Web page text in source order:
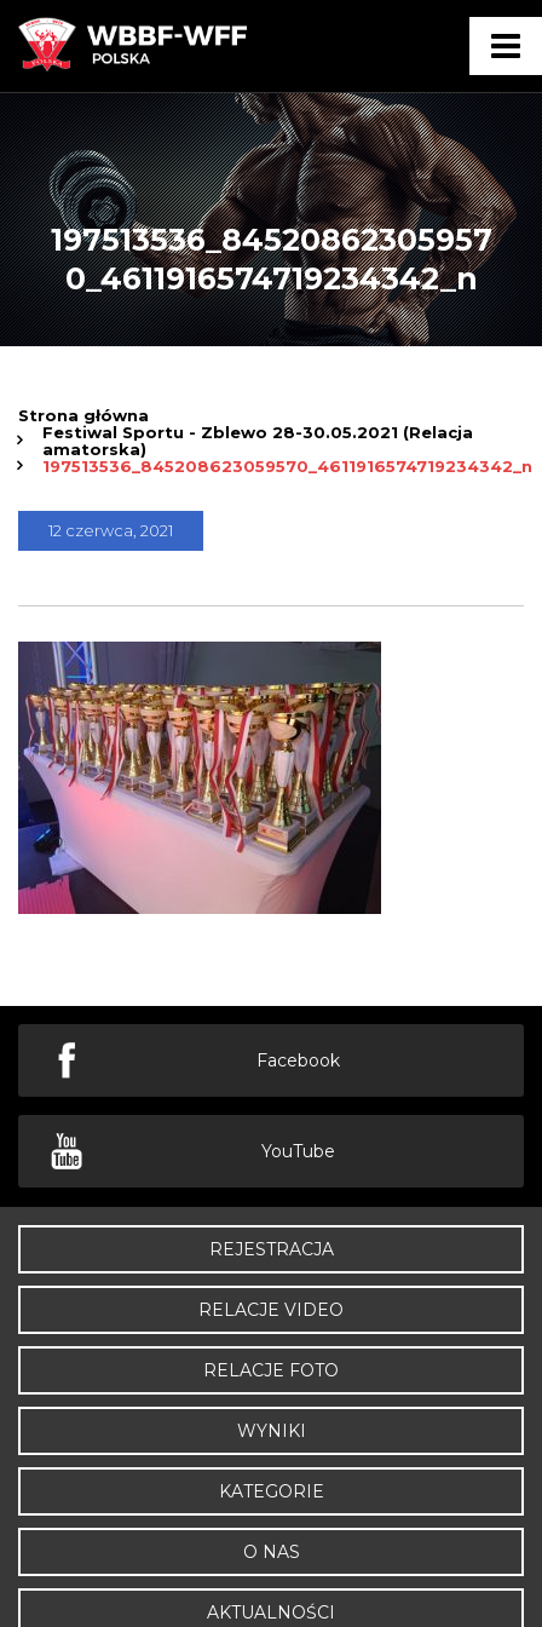
197513536_84520862305957
0_4611916574719234342_n
Strona główna
Festiwal Sportu - Zblewo 28-30.05.2021 (Relacja
amatorska)
197513536_845208623059570_4611916574719234342_n
12 czerwca, 2021
Facebook
YouTube
REJESTRACJA
RELACJE VIDEO
RELACJE FOTO
WYNIKI
KATEGORIE
O NAS
AKTUALNOŚCI